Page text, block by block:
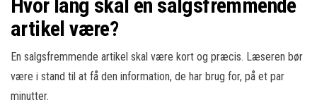
Hvor lang skal en salgsfremmende
artikel være?
En salgsfremmende artikel skal være kort og præcis. Læseren bør
være i stand til at få den information, de har brug for, på et par
minutter.